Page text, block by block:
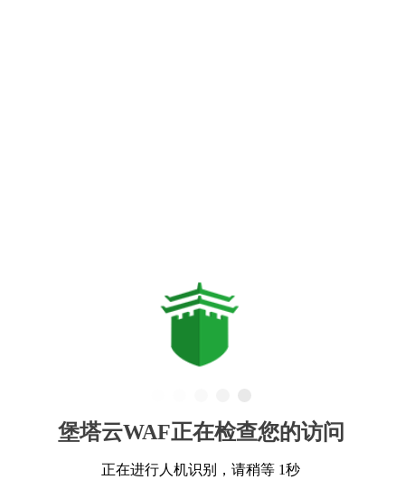
堡塔云WAF正在检查您的访问
正在进行人机识别，请稍等 1秒